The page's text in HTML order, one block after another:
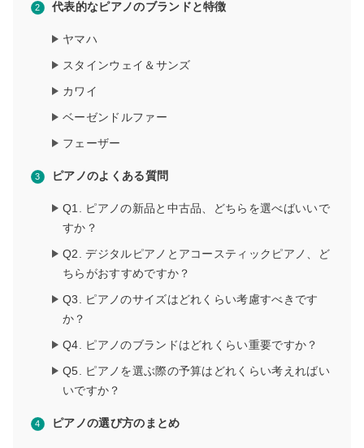
代表的なピアノのブランドと特徴
ヤマハ
スタインウェイ＆サンズ
カワイ
ベーゼンドルファー
フェーザー
ピアノのよくある質問
Q1. ピアノの新品と中古品、どちらを選べばいいで
すか？
Q2. デジタルピアノとアコースティックピアノ、ど
ちらがおすすめですか？
Q3. ピアノのサイズはどれくらい考慮すべきです
か？
Q4. ピアノのブランドはどれくらい重要ですか？
Q5. ピアノを選ぶ際の予算はどれくらい考えればい
いですか？
ピアノの選び方のまとめ